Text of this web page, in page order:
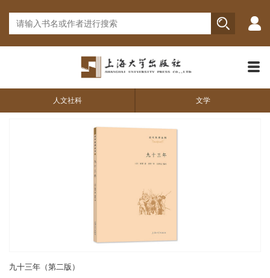
人文社科 文学
九十三年（第二版）